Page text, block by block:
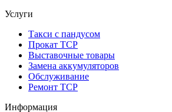
Услуги
Такси с пандусом
Прокат ТСР
Выставочные товары
Замена аккумуляторов
Обслуживание
Ремонт ТСР
Информация